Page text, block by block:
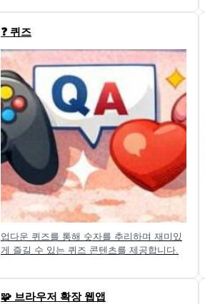
❓ 퀴즈
업다운 퀴즈를 통해 숫자를 추리하며 재미있
게 즐길 수 있는 퀴즈 콘텐츠를 제공합니다.
🧩 브라우저 확장 웹앱